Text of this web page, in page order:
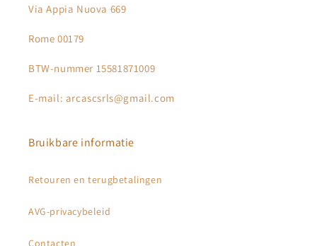
Via Appia Nuova 669
Rome 00179
BTW-nummer 15581871009
E-mail: arcascsrls@gmail.com
Bruikbare informatie
Retouren en terugbetalingen
AVG-privacybeleid
Contacten